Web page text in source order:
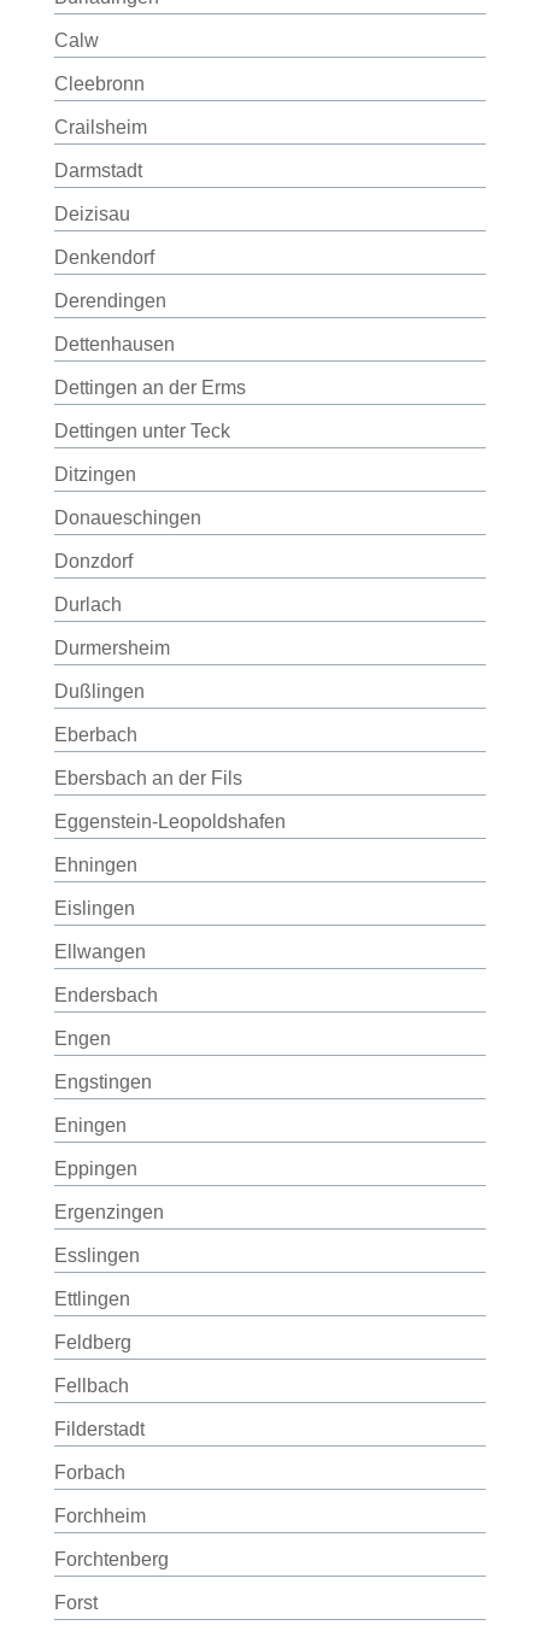
Calw
Cleebronn
Crailsheim
Darmstadt
Deizisau
Denkendorf
Derendingen
Dettenhausen
Dettingen an der Erms
Dettingen unter Teck
Ditzingen
Donaueschingen
Donzdorf
Durlach
Durmersheim
Dußlingen
Eberbach
Ebersbach an der Fils
Eggenstein-Leopoldshafen
Ehningen
Eislingen
Ellwangen
Endersbach
Engen
Engstingen
Eningen
Eppingen
Ergenzingen
Esslingen
Ettlingen
Feldberg
Fellbach
Filderstadt
Forbach
Forchheim
Forchtenberg
Forst